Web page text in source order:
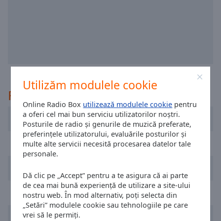
Utilizăm modulele cookie
Online Radio Box utilizează modulele cookie pentru
a oferi cel mai bun serviciu utilizatorilor noștri.
Posturile de radio și genurile de muzică preferate,
preferințele utilizatorului, evaluările posturilor și
multe alte servicii necesită procesarea datelor tale
personale.
Dă clic pe „Accept” pentru a te asigura că ai parte
de cea mai bună experiență de utilizare a site-ului
nostru web. În mod alternativ, poți selecta din
„Setări” modulele cookie sau tehnologiile pe care
vrei să le permiți.
Fullscreen
This
modal
window.
Beginning
window.
Escape
Recomandat
Instrumentals Forever
RTBF - Classic 21
RTBF Vivacité Bruxelles
LN Radio